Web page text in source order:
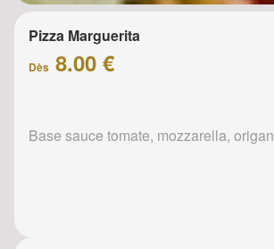
Pizza Marguerita
Dès 8.00 €
Base sauce tomate, mozzarella, origan